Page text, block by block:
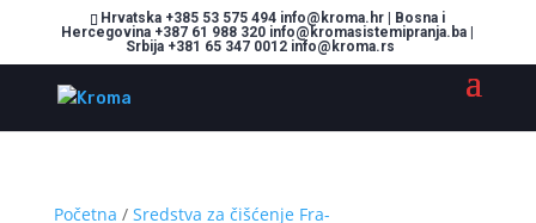
Hrvatska +385 53 575 494 info@kroma.hr | Bosna i
Hercegovina +387 61 988 320 info@kromasistemipranja.ba |
Srbija +381 65 347 0012 info@kroma.rs
Početna / Sredstva za čišćenje Fra-